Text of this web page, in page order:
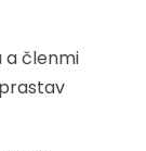
a členmi